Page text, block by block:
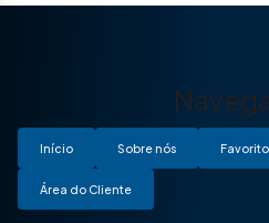
Início Sobre nós
Área do Cliente